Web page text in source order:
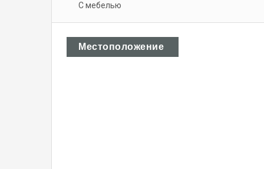
С мебелью
Местоположение